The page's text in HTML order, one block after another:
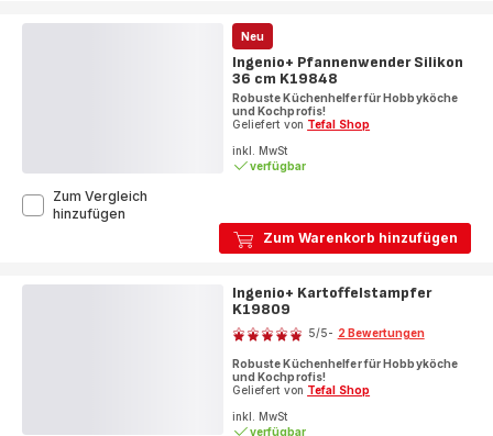
Zum Warenkorb hinzufügen
Neu
Ingenio+ Pfannenwender Silikon
36 cm K19848
Robuste Küchenhelfer für Hobbyköche
und Kochprofis!
Geliefert von Tefal Shop
inkl. MwSt
verfügbar
Zum Vergleich
hinzufügen
Pfannenwender
Ingenio+ Kartoffelstampfer
K19809
Bewertung
mit
5
Sternen
5/5- 2 Bewertungen
Robuste Küchenhelfer für Hobbyköche
und Kochprofis!
Geliefert von Tefal Shop
inkl. MwSt
verfügbar